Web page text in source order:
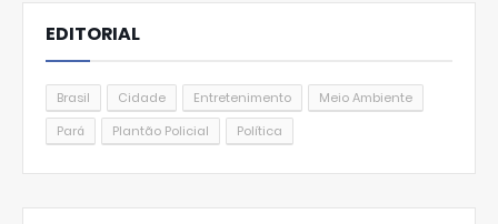
EDITORIAL
Brasil Cidade Entretenimento
Meio Ambiente
Pará
Plantão Policial Política